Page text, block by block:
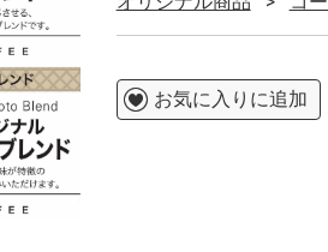
お気に入りに追加